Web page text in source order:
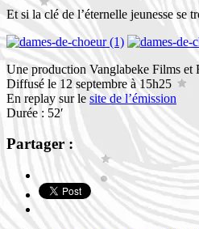
Et si la clé de l’éternelle jeunesse se
Une production Vanglabeke Films et
Diffusé le 12 septembre à 15h25
En replay sur le site de l’émission
Durée : 52′
Partager :